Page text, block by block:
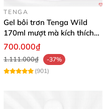
bỉ kéo dài quan hệ lâu
Bôi Trơn Chống
TENGA
Gel bôi trơn Tenga Wild
170ml mượt mà kích thích
cảm xúc mạnh
700.000₫
1.111.000₫
-37%
(901)